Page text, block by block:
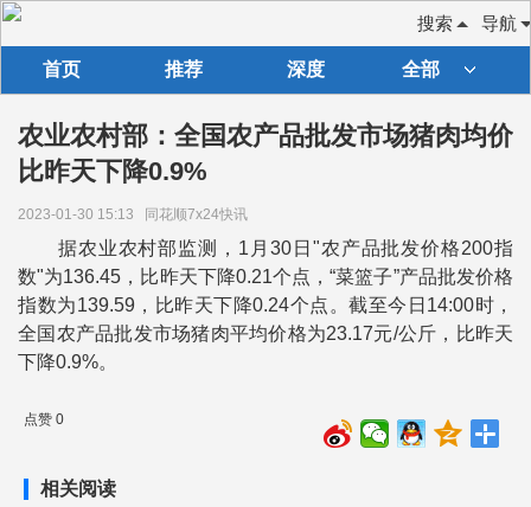
导航
搜索
首页 推荐 深度 全部
农业农村部：全国农产品批发市场猪肉均价
比昨天下降0.9%
2023-01-30 15:13 同花顺7x24快讯
据农业农村部监测，1月30日"农产品批发价格200指
数"为136.45，比昨天下降0.21个点，“菜篮子”产品批发价格
指数为139.59，比昨天下降0.24个点。截至今日14:00时，
全国农产品批发市场猪肉平均价格为23.17元/公斤，比昨天
下降0.9%。
点赞 0
相关阅读